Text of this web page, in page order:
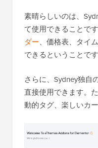
素晴らしいのは、
て使用できることです
ダー、価格表、タイ
できるということです
さらに、Sydney独自
直接使用できます。た
動的タグ、楽しいカ